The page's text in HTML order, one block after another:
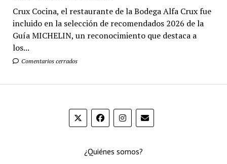
Crux Cocina, el restaurante de la Bodega Alfa Crux fue
incluido en la selección de recomendados 2026 de la
Guía MICHELIN, un reconocimiento que destaca a
los...
Comentarios cerrados
¿Quiénes somos?